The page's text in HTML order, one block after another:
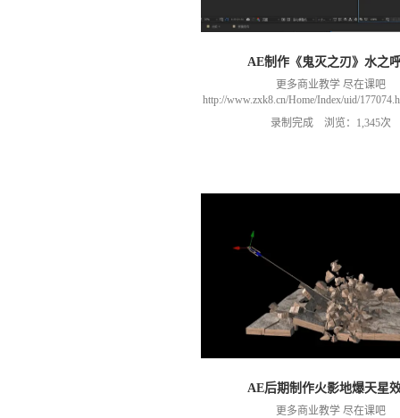
AE制作《鬼灭之刃》水之
更多商业教学 尽在课吧
http://www.zxk8.cn/Home/Index/uid/
以加群(课程所用素材和插件，均在
466106974 群里干货满满 可以加我们导
录制完成 浏览：1,345次
AE后期制作火影地爆天星
更多商业教学 尽在课吧